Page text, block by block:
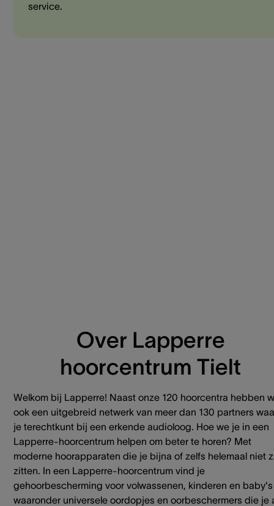
service.
Over Lapperre
hoorcentrum Tielt
Welkom bij Lapperre! Naast onze 120 hoorcentra hebben
ook een uitgebreid netwerk van meer dan 130 partners
je terechtkunt bij een erkende audioloog. Hoe we je in een
Lapperre-hoorcentrum helpen om beter te horen? Met
moderne hoorapparaten die je bijna of zelfs helemaal niet
zitten. In een Lapperre-hoorcentrum vind je
gehoorbescherming voor volwassenen, kinderen en baby's
waaronder universele oordopjes en oorbeschermers die je